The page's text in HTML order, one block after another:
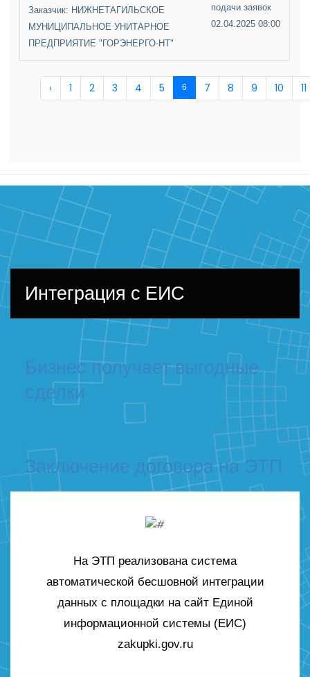
Заказчик: НИЖНЕТАГИЛЬСКОЕ
МУНИЦИПАЛЬНОЕ УНИТАРНОЕ
ПРЕДПРИЯТИЕ "ГОРЭНЕРГО-НТ"
подачи заявок
02.04.2025 08:00
‹ 1 2 3 4 5 6 7 8 9 10 11
Интеграция с ЕИС
Бизнес получает выгодные
сделки
Заключение договора на ЭТП
На ЭТП реализована система
автоматической бесшовной интеграции
данных с площадки на сайт Единой
информационной системы (ЕИС)
zakupki.gov.ru